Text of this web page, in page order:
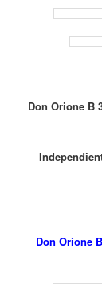
Don Orione B
Don Orione